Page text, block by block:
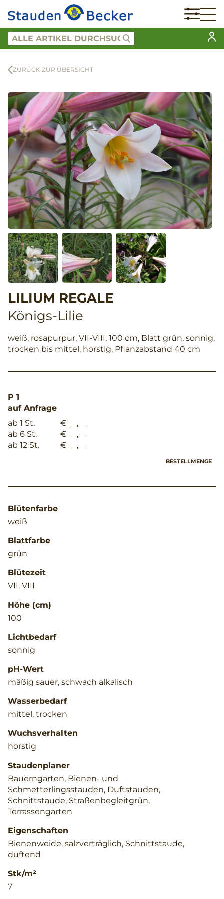
ZURÜCK ZUR ÜBERSICHT
LILIUM REGALE
Königs-Lilie
weiß, rosapurpur, VII-VIII, 100 cm, Blatt grün, sonnig,
trocken bis mittel, horstig, Pflanzabstand 40 cm
P 1
auf Anfrage
ab 1 St.
€ __,__
ab 6 St.
€ __,__
ab 12 St.
€ __,__
BESTELLMENGE
Blütenfarbe
weiß
Blattfarbe
grün
Blütezeit
VII, VIII
Höhe (cm)
100
Lichtbedarf
sonnig
pH-Wert
mäßig sauer, schwach alkalisch
Wasserbedarf
mittel, trocken
Wuchsverhalten
horstig
Staudenplaner
Bauerngarten, Bienen- und
Schmetterlingsstauden, Duftstauden,
Schnittstaude, Straßenbegleitgrün,
Terrassengarten
Eigenschaften
Bienenweide, salzverträglich, Schnittstaude,
duftend
Stk/m²
7